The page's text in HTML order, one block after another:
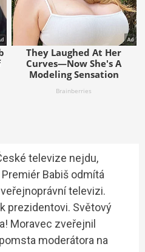
televize nejdu,
Babiš odmítá
televizi.
prezidentovi. Světový
Moravec zveřejnil
moderátora na